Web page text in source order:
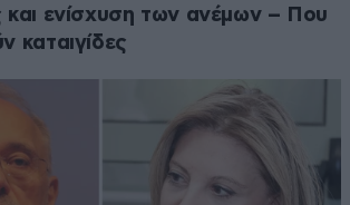
και ενίσχυση των ανέμων – Που
καταιγίδες